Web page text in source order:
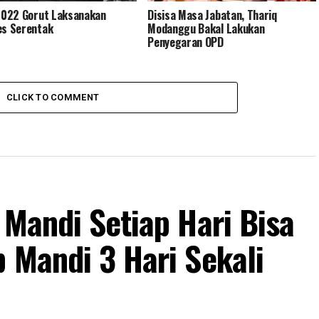
Gorut Laksanakan
Serentak
Disisa Masa Jabatan, Thariq
Modanggu Bakal Lakukan
Penyegaran OPD
CLICK TO COMMENT
Setiap Hari Bisa
3 Hari Sekali